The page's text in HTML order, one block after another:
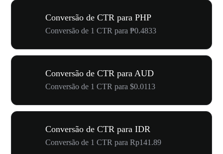
Conversão de CTR para PHP
Conversão de 1 CTR para ₱0.4833
Conversão de CTR para AUD
Conversão de 1 CTR para $0.0113
Conversão de CTR para IDR
Conversão de 1 CTR para Rp141.89